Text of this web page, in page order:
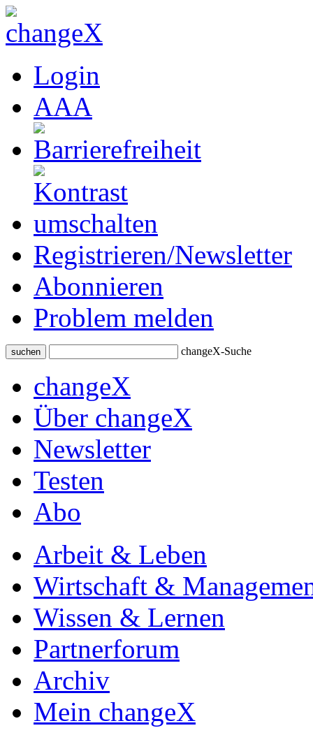
Login
AAA
Registrieren/Newsletter
Abonnieren
Problem melden
suchen changeX-Suche
changeX
Über changeX
Newsletter
Testen
Abo
Arbeit & Leben
Wirtschaft &
Wissen & Lernen
Partnerforum
Archiv
Mein changeX